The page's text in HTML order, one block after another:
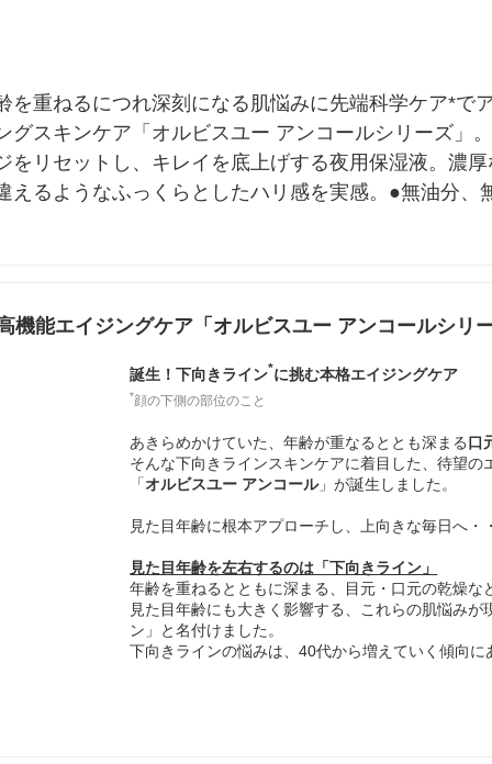
を重ねるにつれ深刻になる肌悩みに先端科学ケア*で
グスキンケア「オルビスユー アンコールシリーズ」
をリセットし、キレイを底上げする夜用保湿液。濃
えるようなふっくらとしたハリ感を実感。●無油分、
機能エイジングケア「オルビスユー アンコールシリ
誕生！下向きライン*に挑む本格エイジングケア
*顔の下側の部位のこと
あきらめかけていた、年齢が重なるととも深まる口
そんな下向きラインスキンケアに着目した、待望の
「オルビスユー アンコール」が誕生しました。
見た目年齢に根本アプローチし、上向きな毎日へ・
見た目年齢を左右するのは「下向きライン」
年齢を重ねるとともに深まる、目元・口元の乾燥な
見た目年齢にも大きく影響する、これらの肌悩み
ン」と名付けました。
下向きラインの悩みは、40代から増えていく傾向に